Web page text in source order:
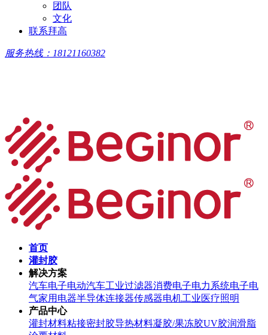
团队
文化
联系拜高
服务热线：18121160382
首页
灌封胶
解决方案
汽车电子电动汽车工业过滤器消费电子电力系统电子电
气家用电器半导体连接器传感器电机工业医疗照明
产品中心
灌封材料粘接密封胶导热材料凝胶/果冻胶UV胶润滑脂